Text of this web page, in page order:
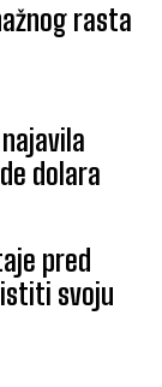
rasta
dolara
pred
svoju